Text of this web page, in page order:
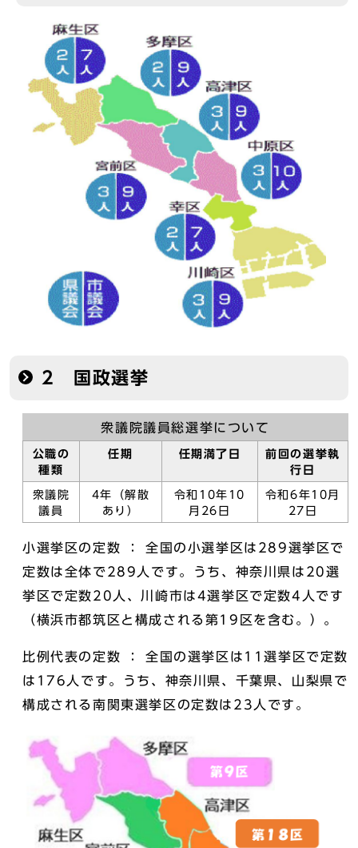
2 国政選挙
衆議院議員総選挙について
公職の
種類
任期 任期満了日
前回の選挙執
行日
衆議院
議員
4年（解散
あり）
令和10年10
月26日
令和6年10月
27日
小選挙区の定数 ： 全国の小選挙区は289選挙区で
定数は全体で289人です。うち、神奈川県は20選
挙区で定数20人、川崎市は4選挙区で定数4人です
（横浜市都筑区と構成される第19区を含む。）。
比例代表の定数 ： 全国の選挙区は11選挙区で定数
は176人です。うち、神奈川県、千葉県、山梨県で
構成される南関東選挙区の定数は23人です。